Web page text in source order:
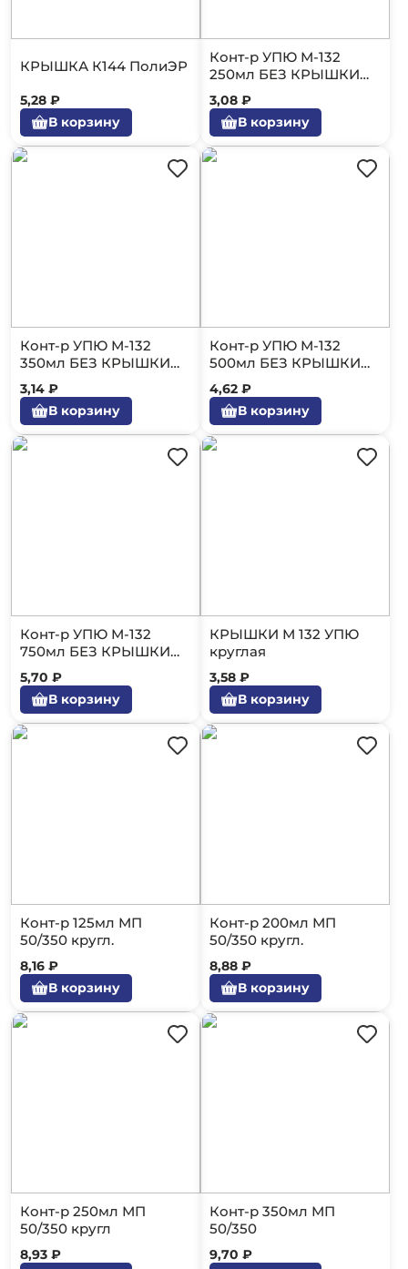
КРЫШКА К144 ПолиЭР
5,28 ₽
В корзину
Конт-р УПЮ М-132
250мл БЕЗ КРЫШКИ
50/600(миска)
3,08 ₽
В корзину
Конт-р УПЮ М-132
350мл БЕЗ КРЫШКИ
50/600(миска)
3,14 ₽
В корзину
Конт-р УПЮ М-132
500мл БЕЗ КРЫШКИ
50/600(миска)
4,62 ₽
В корзину
Конт-р УПЮ М-132
750мл БЕЗ КРЫШКИ
50/600(миска)
5,70 ₽
В корзину
КРЫШКИ М 132 УПЮ
круглая
3,58 ₽
В корзину
Конт-р 125мл МП
50/350 кругл.
8,16 ₽
В корзину
Конт-р 200мл МП
50/350 кругл.
8,88 ₽
В корзину
Конт-р 250мл МП
50/350 кругл
8,93 ₽
Конт-р 350мл МП
50/350
9,70 ₽